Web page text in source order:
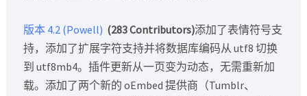
版本 4.2 (Powell) (283 Contributors)添加了表情符号支
持，添加了扩展字符支持并将数据库编码从 utf8 切换
到 utf8mb4。插件更新从一页变为动态，无需重新加
载。添加了两个新的 oEmbed 提供商（Tumblr、